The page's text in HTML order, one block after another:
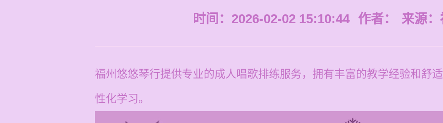
时间：2026-02-02 15:10:44 作者： 来源：
福州悠悠琴行提供专业的成人唱歌排练服务，拥有丰富的教学经验和舒
性化学习。